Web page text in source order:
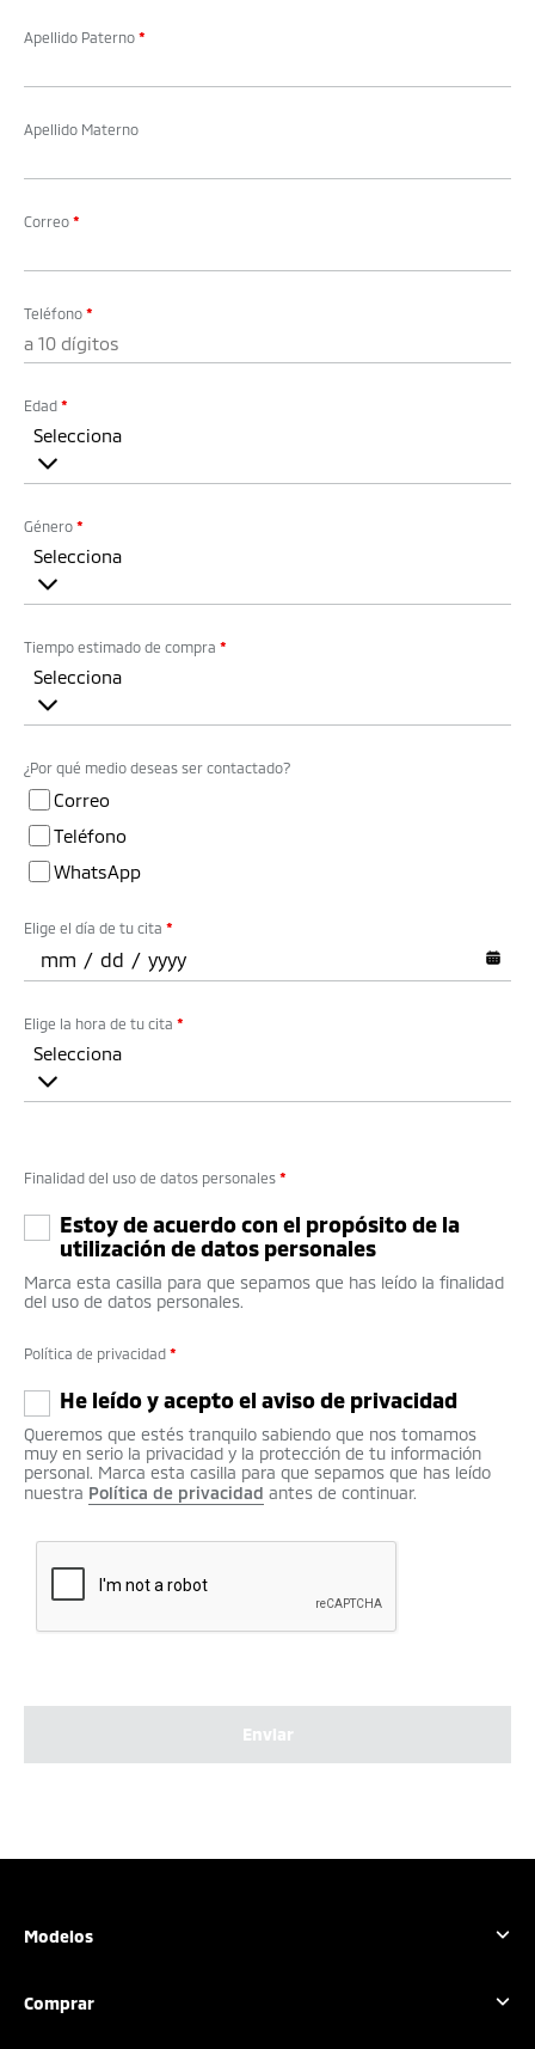
Apellido Paterno *
Apellido Materno
Correo *
Teléfono *
Edad *
Selecciona
Género *
Selecciona
Tiempo estimado de compra *
Selecciona
¿Por qué medio deseas ser contactado?
Correo
Teléfono
WhatsApp
Elige el día de tu cita *
mm / dd / yyyy
Elige la hora de tu cita *
Selecciona
Finalidad del uso de datos personales *
Estoy de acuerdo con el propósito de la
utilización de datos personales
Marca esta casilla para que sepamos que has leído la finalidad
del uso de datos personales.
Política de privacidad *
He leído y acepto el aviso de privacidad
Queremos que estés tranquilo sabiendo que nos tomamos
muy en serio la privacidad y la protección de tu información
personal. Marca esta casilla para que sepamos que has leído
nuestra Política de privacidad antes de continuar.
Enviar
Modelos
Outlander Sport
Comprar